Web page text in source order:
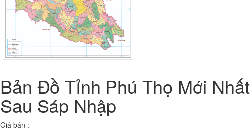
Bản Đồ Tỉnh Phú Thọ Mới Nhất
Sau Sáp Nhập
Giá bán :